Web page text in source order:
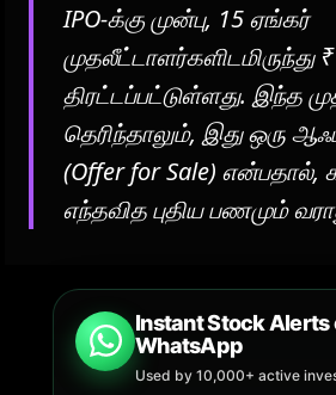
IPO-க்கு முன்பு, 15 ஏங்கர்
முதலீட்டாளர்களிடமிருந்து
திரட்டப்பட்டுள்ளது. இந்த
தெரிந்தாலும், இது ஒரு
(Offer for Sale) என்பதால்,
எந்தவித புதிய பணமும்
Instant Stock Alerts
WhatsApp
Used by 10,000+ active